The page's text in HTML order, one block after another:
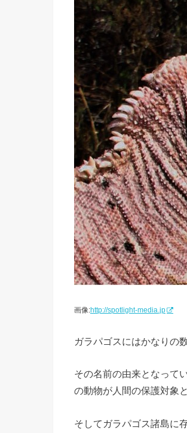
画像:http://spotlight-media.jp
ガラパゴスにはかなりの
その名前の由来となって
の動物が人間の保護対象
そしてガラパゴス諸島に